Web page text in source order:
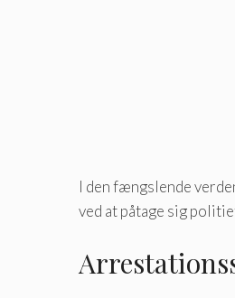
I den fængslende
ved at påtage sig